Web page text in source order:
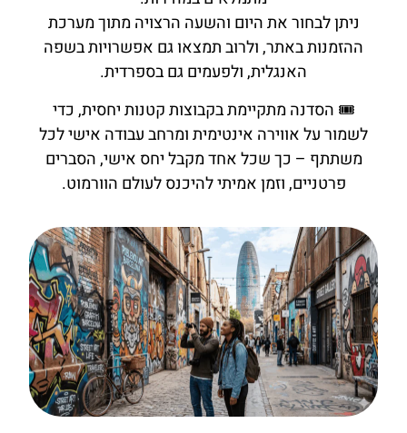
ניתן לבחור את היום והשעה הרצויה מתוך מערכת
ההזמנות באתר, ולרוב תמצאו גם אפשרויות בשפה
האנגלית, ולפעמים גם בספרדית.
🎟️ הסדנה מתקיימת בקבוצות קטנות יחסית, כדי
לשמור על אווירה אינטימית ומרחב עבודה אישי לכל
משתתף – כך שכל אחד מקבל יחס אישי, הסברים
פרטניים, וזמן אמיתי להיכנס לעולם הוורמוט.